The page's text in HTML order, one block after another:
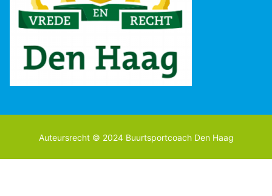
Auteursrecht © 2024 Buurtsportcoach Den Haag